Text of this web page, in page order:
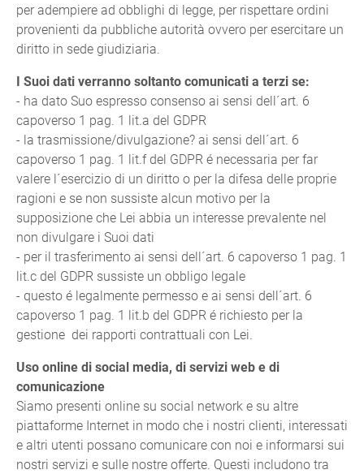
per adempiere ad obblighi di legge, per rispettare ordini
provenienti da pubbliche autorità ovvero per esercitare un
diritto in sede giudiziaria.
I Suoi dati verranno soltanto comunicati a terzi se:
- ha dato Suo espresso consenso ai sensi dell´art. 6
capoverso 1 pag. 1 lit.a del GDPR
- la trasmissione/divulgazione? ai sensi dell´art. 6
capoverso 1 pag. 1 lit.f del GDPR é necessaria per far
valere l´esercizio di un diritto o per la difesa delle proprie
ragioni e se non sussiste alcun motivo per la
supposizione che Lei abbia un interesse prevalente nel
non divulgare i Suoi dati
- per il trasferimento ai sensi dell´art. 6 capoverso 1 pag. 1
lit.c del GDPR sussiste un obbligo legale
- questo é legalmente permesso e ai sensi dell´art. 6
capoverso 1 pag. 1 lit.b del GDPR é richiesto per la
gestione dei rapporti contrattuali con Lei.
Uso online di social media, di servizi web e di
comunicazione
Siamo presenti online su social network e su altre
piattaforme Internet in modo che i nostri clienti, interessati
e altri utenti possano comunicare con noi e informarsi sui
nostri servizi e sulle nostre offerte. Questi includono tra